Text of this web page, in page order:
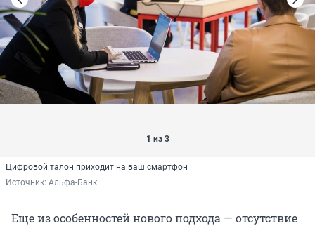
1 из 3
Цифровой талон приходит на ваш смартфон
Источник: Альфа-Банк
Еще из особенностей нового подхода — отсутствие